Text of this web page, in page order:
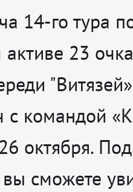
14-го тура
23
с командой
октября.
сможете